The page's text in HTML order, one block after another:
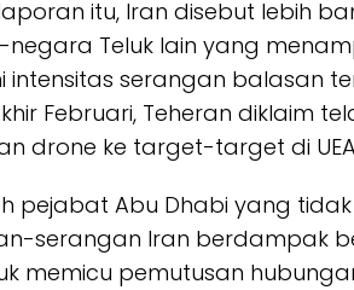
itu, Iran disebut lebih
Teluk lain yang
intensitas serangan balasan
Februari, Teheran diklaim
drone ke target-target di
pejabat Abu Dhabi yang
serangan Iran berdampak
memicu pemutusan